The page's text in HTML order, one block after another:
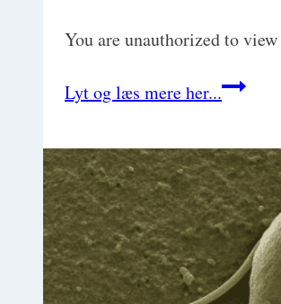
You are unauthorized to
Lyt og læs mere her...